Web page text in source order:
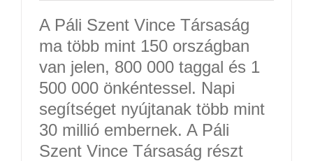
A Páli Szent Vince Társaság
ma több mint 150 országban
van jelen, 800 000 taggal és 1
500 000 önkéntessel. Napi
segítséget nyújtanak több mint
30 millió embernek. A Páli
Szent Vince Társaság részt